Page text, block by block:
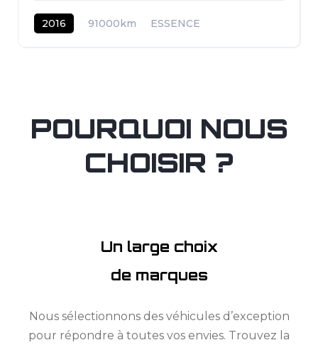
2016 91000km ESSENCE
POURQUOI NOUS
CHOISIR ?
Un large choix
de marques
Nous sélectionnons des véhicules d’exception
pour répondre à toutes vos envies. Trouvez la